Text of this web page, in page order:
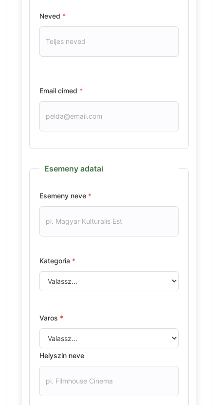
Neved *
Email cimed *
Esemeny adatai
Esemeny neve *
Kategoria *
Varos *
Helyszin neve